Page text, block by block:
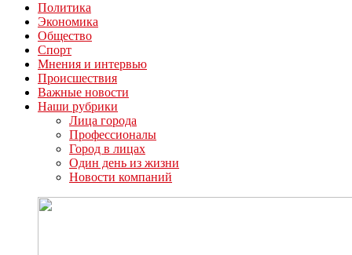
Политика
Экономика
Общество
Спорт
Мнения и интервью
Происшествия
Важные новости
Наши рубрики
Лица города
Профессионалы
Город в лицах
Один день из жизни
Новости компаний